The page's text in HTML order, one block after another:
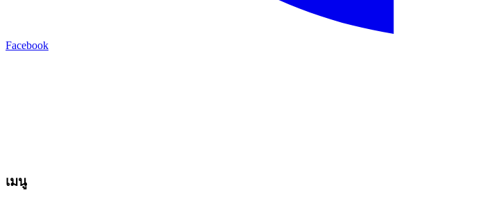
Facebook
เมนู